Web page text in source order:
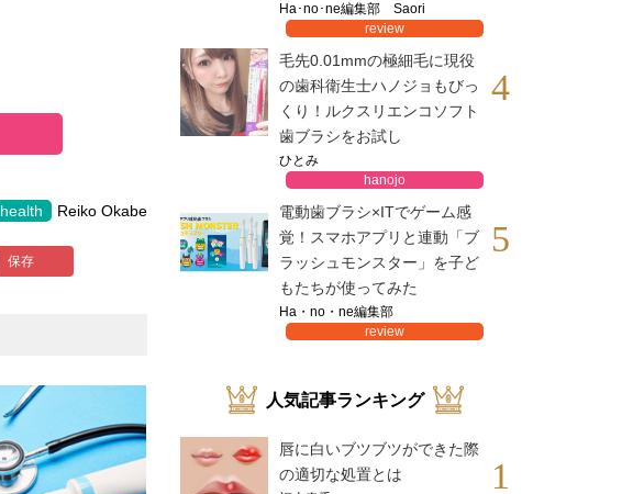
health Reiko Okabe
保存
Ha･no･ne編集部 Saori
review
毛先0.01mmの極細毛に現役
の歯科衛生士ハノジョもびっ
くり！ルクスリエンコソフト
歯ブラシをお試し
ひとみ
hanojo
4
電動歯ブラシ×ITでゲーム感
覚！スマホアプリと連動「ブ
ラッシュモンスター」を子ど
もたちが使ってみた
Ha・no・ne編集部
review
5
人気記事ランキング
唇に白いブツブツができた際
の適切な処置とは
1